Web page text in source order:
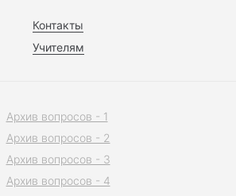
Контакты
Учителям
Архив вопросов - 1
Архив вопросов - 2
Архив вопросов - 3
Архив вопросов - 4